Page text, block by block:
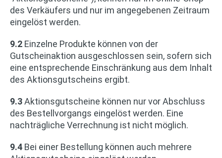
des Verkäufers und nur im angegebenen Zeitraum
eingelöst werden.
9.2 Einzelne Produkte können von der
Gutscheinaktion ausgeschlossen sein, sofern sich
eine entsprechende Einschränkung aus dem Inhalt
des Aktionsgutscheins ergibt.
9.3Aktionsgutscheine können nur vor Abschluss
des Bestellvorgangs eingelöst werden. Eine
nachträgliche Verrechnung ist nicht möglich.
9.4 Bei einer Bestellung können auch mehrere